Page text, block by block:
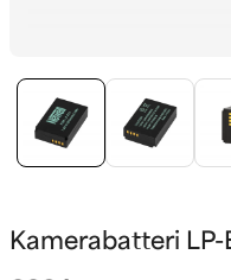
Kamerabatteri LP-